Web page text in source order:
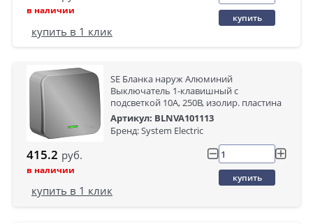
в наличии
купить
купить в 1 клик
SE Бланка наруж Алюминий
Выключатель 1-клавишный с
подсветкой 10А, 250B, изолир. пластина
Артикул: BLNVA101113
Бренд: System Electric
415.2 руб.
в наличии
купить
купить в 1 клик